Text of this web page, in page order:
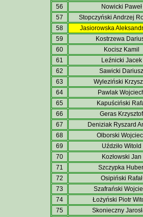
56
Nowicki Paweł
57
Stopczyński Andrzej
58
Jasiorowska
59
Kostrzewa
60
Kocisz Kamil
61
Leźnicki Jacek
62
Sawicki Dariusz
63
Wyleziński
64
Pawlak
65
Kapuściński
66
Geras Krzysztof
67
Deniziak Ryszard
68
Olborski
69
Uździło Witold
70
Kozłowski Jan
71
Szczypka
72
Osipiński Rafał
73
Szafrański
74
Łożyński Piotr
75
Skonieczny